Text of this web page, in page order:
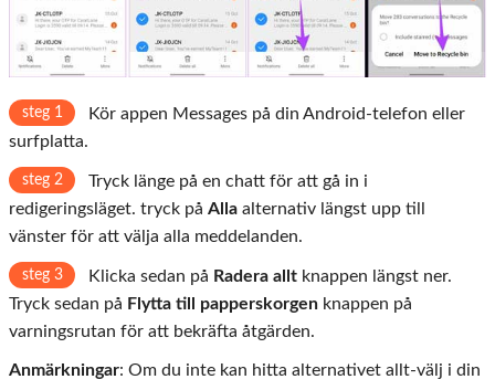
steg 1
Kör appen Messages på din Android-telefon eller
surfplatta.
steg 2
Tryck länge på en chatt för att gå in i
redigeringsläget. tryck på Alla alternativ längst upp till
vänster för att välja alla meddelanden.
steg 3 Klicka sedan på Radera allt knappen längst ner.
Tryck sedan på Flytta till papperskorgen knappen på
varningsrutan för att bekräfta åtgärden.
Anmärkningar: Om du inte kan hitta alternativet allt-välj i din